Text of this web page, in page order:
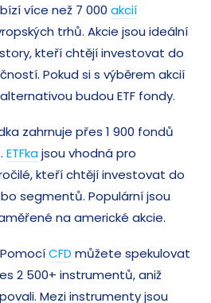
více než 7 000akcií
trhů. Akcie jsou ideální
kteří chtějí investovat do
Pokud si s výběrem akcií
budou ETF fondy.
zahrnuje přes 1 900 fondů
ETFkajsou vhodná pro
kteří chtějí investovat do
segmentů. Populární jsou
na americké akcie.
CFD můžete spekulovat
2 500+ instrumentů, aniž
Mezi instrumenty jsou